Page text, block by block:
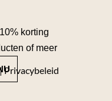
korting
of meer
Privacybeleid